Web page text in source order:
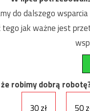
do dalszego
jak ważne jest
robimy dobrą
30 zł
50